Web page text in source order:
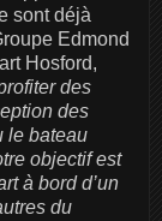
sont déjà
Edmond
Hosford,
des
des
le bateau
objectif est
à bord d’un
du